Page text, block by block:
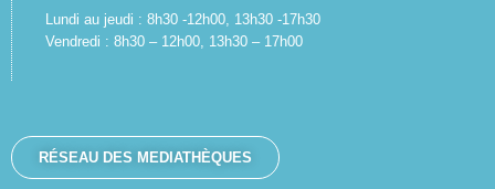
Lundi au jeudi : 8h30 -12h00, 13h30 -17h30
Vendredi : 8h30 – 12h00, 13h30 – 17h00
RÉSEAU DES MEDIATHÈQUES